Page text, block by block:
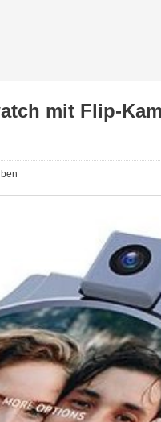
mit Flip-